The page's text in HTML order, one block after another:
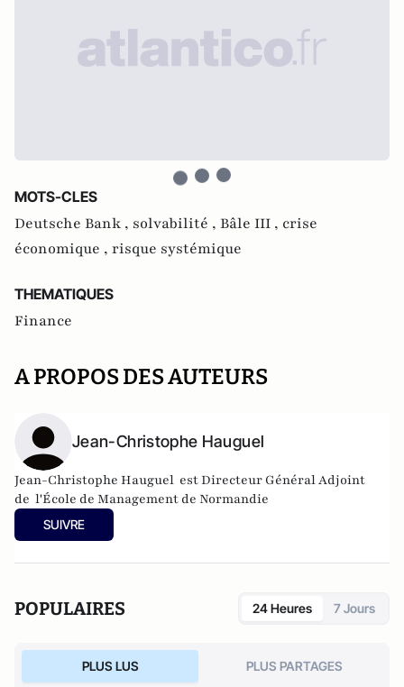
MOTS-CLES
Deutsche Bank , solvabilité , Bâle III , crise
économique , risque systémique
THEMATIQUES
Finance
A PROPOS DES AUTEURS
Jean-Christophe Hauguel
Jean-Christophe Hauguel est Directeur Général Adjoint
de l'École de Management de Normandie
SUIVRE
POPULAIRES 24 Heures 7 Jours
PLUS LUS PLUS PARTAGES